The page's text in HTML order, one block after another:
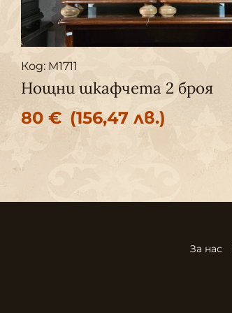
Код: M1711
Нощни шкафчета 2 броя
80€ (156,47 лв.)
За нас